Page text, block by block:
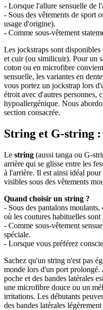
- Lorsque l'allure sensuelle de
- Sous des vêtements de sport
usage d'origine).
- Comme sous-vêtement
Les jockstraps sont
et cuir (ou similicuir). Pour un
coton ou en microfibre
sensuelle, les variantes en
vous portez un jockstrap lors
étroit avec d'autres personnes,
hypoallergénique. Nous
section consacrée.
String et G-string
Le string (aussi tanga ou G-
arrière qui se glisse entre les
à l'arrière. Il est ainsi idéal pour
visibles sous des vêtements
Quand choisir un string ?
- Sous des pantalons
où les coutures habituelles sont
- Comme sous-vêtement
spéciale.
- Lorsque vous préférez
Sachez qu'un string n'est pas
monde lors d'un port prolongé.
poche et des bandes latérales
une microfibre douce ou un
irritations. Les débutants
des bandes latérales